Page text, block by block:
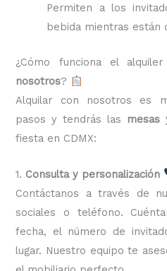
Permiten a los
bebida mientras están
¿Cómo funciona el
nosotros?
Alquilar con nosotros es
pasos y tendrás las
mesas
fiesta en CDMX:
1. Consulta y personalización
Contáctanos a través de
sociales o teléfono.
fecha, el número de
lugar. Nuestro equipo te